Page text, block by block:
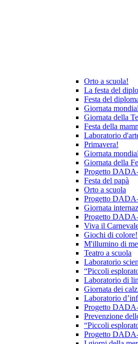
Orto a scuola!
La festa del
Festa del
Giornata
Giornata della
Festa della
Laboratorio
Primavera!
Giornata
Giornata della
Progetto
Festa del papà
Orto a scuola
Progetto
Giornata
Progetto
Viva il
Giochi di colore!
M'illumino di
Teatro a scuola
Laboratorio
“Piccoli
Laboratorio di
Giornata dei
Laboratorio
Progetto
Prevenzione
“Piccoli
Progetto